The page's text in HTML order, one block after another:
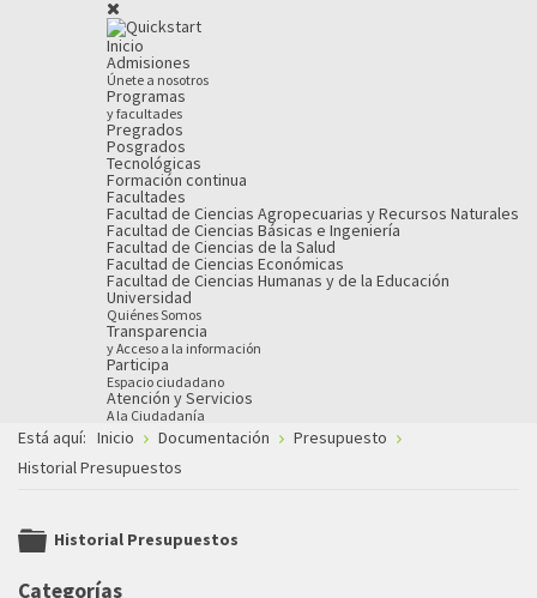
Inicio
Admisiones
Únete a nosotros
Programas
y facultades
Pregrados
Posgrados
Tecnológicas
Formación continua
Facultades
Facultad de Ciencias Agropecuarias y Recursos Naturales
Facultad de Ciencias Básicas e Ingeniería
Facultad de Ciencias de la Salud
Facultad de Ciencias Económicas
Facultad de Ciencias Humanas y de la Educación
Universidad
Quiénes Somos
Transparencia
y Acceso a la información
Participa
Espacio ciudadano
Atención y Servicios
A la Ciudadanía
Está aquí: Inicio Documentación
Presupuesto
Historial Presupuestos
Historial Presupuestos
Categorías